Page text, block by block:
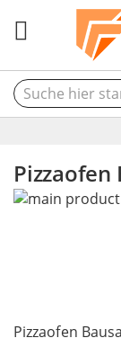
Pizzaofen
Pizzaofen
Skip
gallery
to